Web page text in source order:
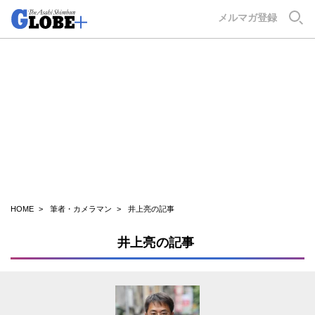
メルマガ登録
HOME 筆者・カメラマン 井上亮の記事
井上亮の記事